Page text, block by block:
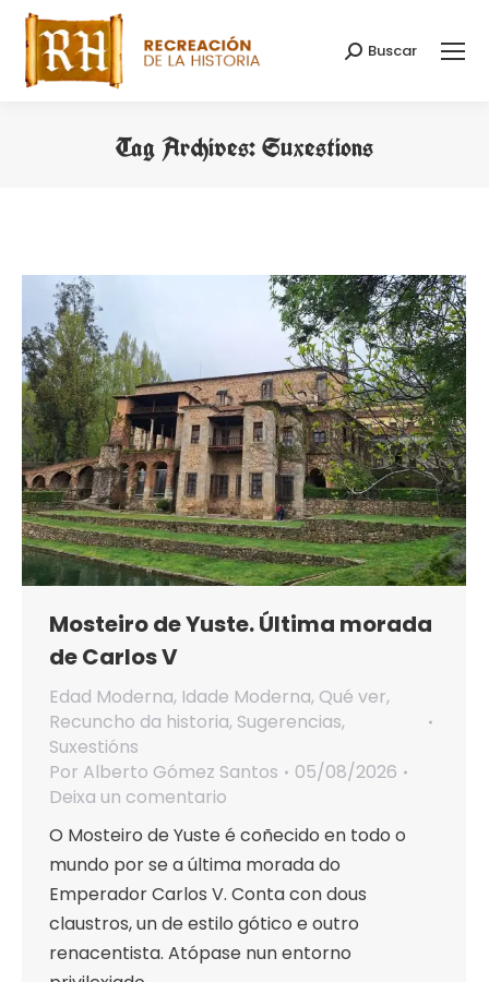
Search:
Buscar
Tag Archives:Suxestions
Mosteiro de Yuste. Última morada
de Carlos V
Edad Moderna, Idade Moderna, Qué ver,
Recuncho da historia, Sugerencias,
Suxestións
Por Alberto Gómez Santos
05/08/2026
Deixa un comentario
O Mosteiro de Yuste é coñecido en todo o
mundo por se a última morada do
Emperador Carlos V. Conta con dous
claustros, un de estilo gótico e outro
renacentista. Atópase nun entorno